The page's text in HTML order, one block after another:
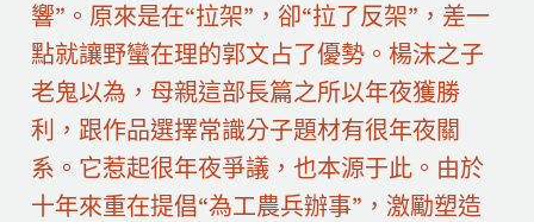
響”。原來是在“拉架”，卻“拉了反架”，差一
點就讓野蠻在理的郭文占了優勢。楊沫之子
老鬼以為，母親這部長篇之所以年夜獲勝
利，跟作品選擇常識分子題材有很年夜關
系。它惹起很年夜爭議，也本源于此。由於
十年來重在提倡“為工農兵辦事”，激勵塑造